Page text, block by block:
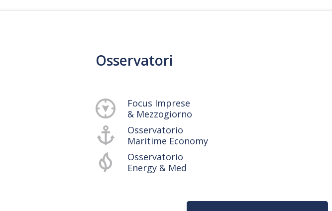
Osservatori
Focus Imprese
& Mezzogiorno
Osservatorio
Maritime Economy
Osservatorio
Energy & Med